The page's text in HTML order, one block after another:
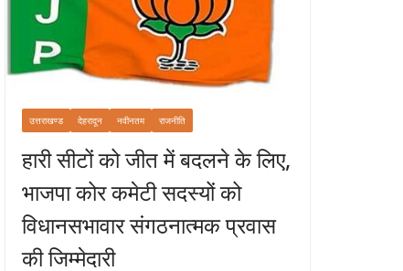
उत्तराखण्ड देहरादून नवीनतम राजनीति
हारी सीटों को जीत में बदलने के लिए,
भाजपा कोर कमेटी सदस्यों को
विधानसभावार संगठनात्मक प्रवास
की जिम्मेदारी